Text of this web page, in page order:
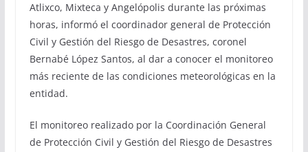
Atlixco, Mixteca y Angelópolis durante las próximas
horas, informó el coordinador general de Protección
Civil y Gestión del Riesgo de Desastres, coronel
Bernabé López Santos, al dar a conocer el monitoreo
más reciente de las condiciones meteorológicas en la
entidad.
El monitoreo realizado por la Coordinación General
de Protección Civil y Gestión del Riesgo de Desastres